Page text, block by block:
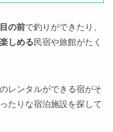
の前で釣りができたり、
しめる民宿や旅館がたく
レンタルができる宿がそ
たりな宿泊施設を探して